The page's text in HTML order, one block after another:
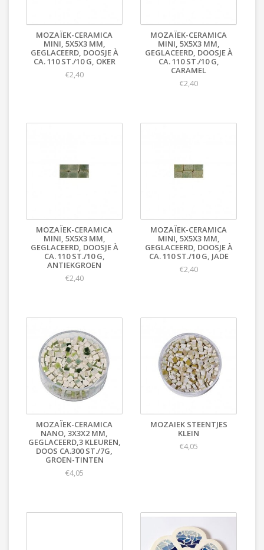
MOZAÏEK-CERAMICA
MINI, 5X5X3 MM,
GEGLACEERD, DOOSJE À
CA. 110 ST./10 G, OKER
€2,40
MOZAÏEK-CERAMICA
MINI, 5X5X3 MM,
GEGLACEERD, DOOSJE À
CA. 110 ST./10 G,
CARAMEL
€2,40
MOZAÏEK-CERAMICA
MINI, 5X5X3 MM,
GEGLACEERD, DOOSJE À
CA. 110 ST./10 G,
ANTIEKGROEN
€2,40
MOZAÏEK-CERAMICA
MINI, 5X5X3 MM,
GEGLACEERD, DOOSJE À
CA. 110 ST./10 G, JADE
€2,40
MOZAÏEK-CERAMICA
NANO, 3X3X2 MM,
GEGLACEERD,3 KLEUREN,
DOOS CA.300 ST./7G,
GROEN-TINTEN
€4,05
MOZAIEK STEENTJES
KLEIN
€4,05